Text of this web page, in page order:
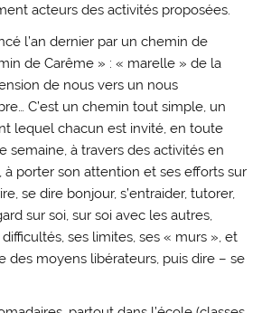
acteurs des activités proposées.
l’an dernier par un chemin de
de Carême » : « marelle » de la
de nous vers un nous
C’est un chemin tout simple, un
lequel chacun est invité, en toute
semaine, à travers des activités en
à porter son attention et ses efforts sur
se dire bonjour, s’entraider, tutorer,
sur soi, sur soi avec les autres,
ses limites, ses « murs », et
des moyens libérateurs, puis dire – se